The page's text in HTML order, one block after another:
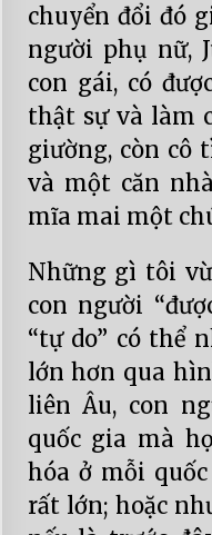
chuyển đổi đó
người phụ nữ,
con gái, có
thật sự và làm
giường, còn cô
và một căn
mĩa mai một
Những gì tôi
con người
“tự do” có thể
lớn hơn qua
liên Âu, con
quốc gia mà
hóa ở mỗi
rất lớn; hoặc